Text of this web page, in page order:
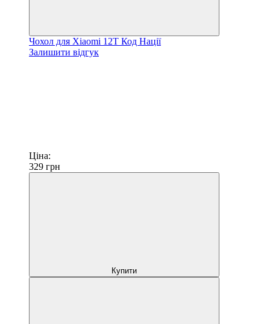
Чохол для Xiaomi 12T Код Нації
Залишити відгук
Ціна:
329 грн
Купити